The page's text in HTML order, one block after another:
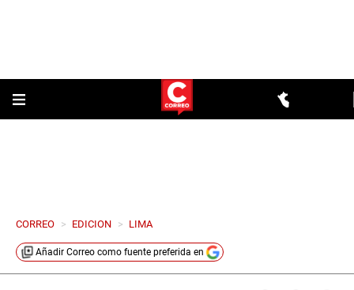
CORREO > EDICION > LIMA
Añadir Correo como fuente preferida en